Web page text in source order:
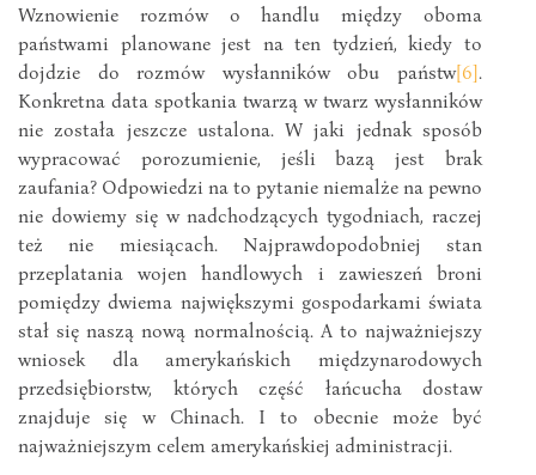
Wznowienie rozmów o handlu między oboma
państwami planowane jest na ten tydzień, kiedy to
dojdzie do rozmów wysłanników obu państw[6].
Konkretna data spotkania twarzą w twarz wysłanników
nie została jeszcze ustalona. W jaki jednak sposób
wypracować porozumienie, jeśli bazą jest brak
zaufania? Odpowiedzi na to pytanie niemalże na pewno
nie dowiemy się w nadchodzących tygodniach, raczej
też nie miesiącach. Najprawdopodobniej stan
przeplatania wojen handlowych i zawieszeń broni
pomiędzy dwiema największymi gospodarkami świata
stał się naszą nową normalnością. A to najważniejszy
wniosek dla amerykańskich międzynarodowych
przedsiębiorstw, których część łańcucha dostaw
znajduje się w Chinach. I to obecnie może być
najważniejszym celem amerykańskiej administracji.